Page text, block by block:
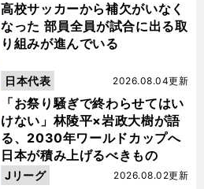
高校サッカーから補欠がいなく
なった 部員全員が試合に出る取
り組みが進んでいる
「お祭り騒ぎで終わらせてはい
けない」林陵平×岩政大樹が語
る、2030年ワールドカップへ
日本が積み上げるべきもの
2026.08.04更新
日本代表
2026.08.02更新
Jリーグ